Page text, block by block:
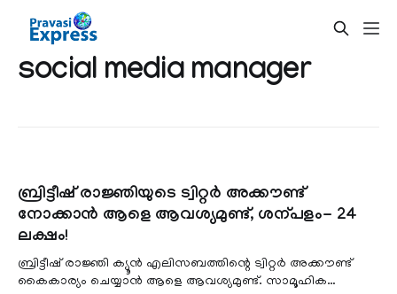
social media manager
ബ്രിട്ടീഷ് രാജ്ഞിയുടെ ട്വിറ്റർ അക്കൗണ്ട്
നോക്കാൻ ആളെ ആവശ്യമുണ്ട്, ശന്പളം- 24
ലക്ഷം!
ബ്രിട്ടീഷ് രാജ്ഞി ക്യൂൻ എലിസബത്തിന്റെ ട്വിറ്റർ അക്കൗണ്ട്
കൈകാര്യം ചെയ്യാൻ ആളെ ആവശ്യമുണ്ട്. സാമൂഹിക